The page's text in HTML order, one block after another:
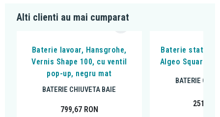
Alti clienti au mai cumparat
Baterie lavoar, Hansgrohe,
Vernis Shape 100, cu ventil
pop-up, negru mat
BATERIE CHIUVETA BAIE
799,67 RON
Baterie stativa
Algeo Square,
BATERIE
251,99